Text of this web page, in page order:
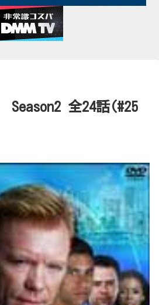
Season2 全24話(#25